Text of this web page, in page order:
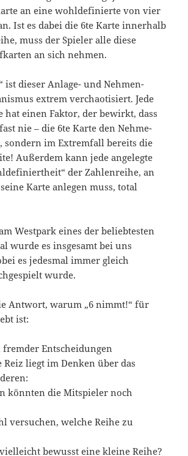
an eine wohldefinierte von vier
Ist es dabei die 6te Karte innerhalb
muss der Spieler alle diese
an sich nehmen.
ist dieser Anlage- und Nehmen-
extrem verchaotisiert. Jede
hat einen Faktor, der bewirkt, dass
nie – die 6te Karte den Nehme-
sondern im Extremfall bereits die
Außerdem kann jede angelegte
der Zahlenreihe, an
Karte anlegen muss, total
Westpark eines der beliebtesten
wurde es insgesamt bei uns
es jedesmal immer gleich
wurde.
Antwort, warum „6 nimmt!“ für
ist:
Entscheidungen
Reiz liegt im Denken über das
könnten die Mitspieler noch
versuchen, welche Reihe zu
bewusst eine kleine Reihe?